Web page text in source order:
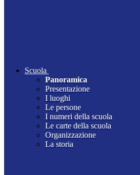
Scuola
Panoramica
Presentazione
I luoghi
Le persone
I numeri della scuola
Le carte della scuola
Organizzazione
La storia